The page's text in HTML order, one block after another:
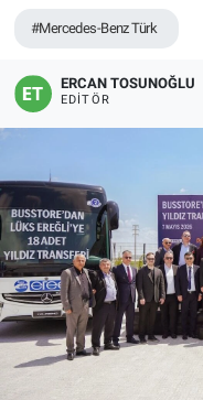
#Mercedes-Benz Türk
ERCAN TOSUNOĞLU
EDITÖR